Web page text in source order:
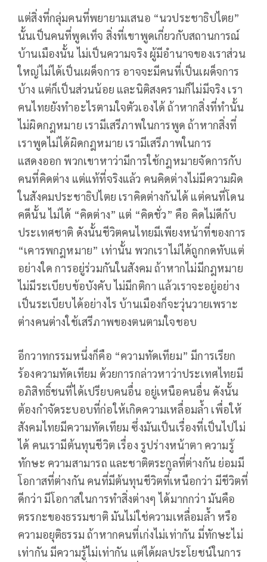
แต่สิ่งที่กลุ่มคนที่พยายามเสนอ “นวประชาธิปไตย”
นั้นเป็นคนที่พูดเท็จ สิ่งที่เขาพูดเกี่ยวกับสถานการณ์
บ้านเมืองนั้น ไม่เป็นความจริง ผู้มีอำนาจของเราส่วน
ใหญ่ไม่ได้เป็นเผด็จการ อาจจะมีคนที่เป็นเผด็จการ
บ้าง แต่ก็เป็นส่วนน้อย และนิติสงครามก็ไม่มีจริง เรา
คนไทยยังทำอะไรตามใจตัวเองได้ ถ้าหากสิ่งที่ทำนั้น
ไม่ผิดกฎหมาย เรามีเสรีภาพในการพูด ถ้าหากสิ่งที่
เราพูดไม่ได้ผิดกฎหมาย เรามีเสรีภาพในการ
แสดงออก พวกเขาหาว่ามีการใช้กฎหมายจัดการกับ
คนที่คิดต่าง แต่แท้ที่จริงแล้ว คนคิดต่างไม่มีความผิด
ในสังคมประชาธิปไตย เราคิดต่างกันได้ แต่คนที่โดน
คดีนั้น ไม่ได้ “คิดต่าง” แต่ “คิดชั่ว” คือ คิดไม่ดีกับ
ประเทศชาติ ดังนั้นชีวิตคนไทยมีเพียงหน้าที่ของการ
“เคารพกฎหมาย” เท่านั้น พวกเราไม่ได้ถูกกดทับแต่
อย่างใด การอยู่ร่วมกันในสังคม ถ้าหากไม่มีกฎหมาย
ไม่มีระเบียบข้อบังคับ ไม่มีกติกา แล้วเราจะอยู่อย่าง
เป็นระเบียบได้อย่างไร บ้านเมืองก็จะวุ่นวายเพราะ
ต่างคนต่างใช้เสรีภาพของตนตามใจชอบ
อีกวาทกรรมหนึ่งก็คือ “ความทัดเทียม” มีการเรียก
ร้องความทัดเทียม ด้วยการกล่าวหาว่าประเทศไทยมี
อภิสิทธิ์ชนที่ได้เปรียบคนอื่น อยู่เหนือคนอื่น ดังนั้น
ต้องกำจัดระบอบที่ก่อให้เกิดความเหลื่อมล้ำ เพื่อให้
สังคมไทยมีความทัดเทียม ซึ่งมันเป็นเรื่องที่เป็นไปไม่
ได้ คนเรามีต้นทุนชีวิต เรื่อง รูปร่างหน้าตา ความรู้
ทักษะ ความสามารถ และชาติตระกูลที่ต่างกัน ย่อมมี
โอกาสที่ต่างกัน คนที่มีต้นทุนชีวิตที่เหนือกว่า มีชีวิตที่
ดีกว่า มีโอกาสในการทำสิ่งต่างๆ ได้มากกว่า มันคือ
ตรรกะของธรรมชาติ มันไม่ใช่ความเหลื่อมล้ำ หรือ
ความอยุติธรรม ถ้าหากคนที่เก่งไม่เท่ากัน มี่ทักษะไม่
เท่ากัน มีความรู้ไม่เท่ากัน แต่ได้ผลประโยชน์ในการ